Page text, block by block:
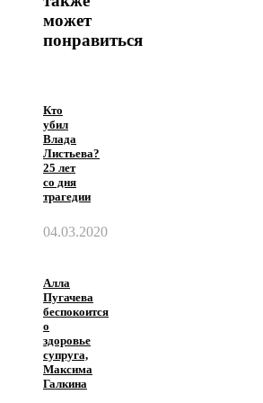
может
понравиться
Кто
убил
Влада
Листьева?
25 лет
со дня
трагедии
04.03.2020
Алла
Пугачева
беспокоится
о
здоровье
супруга,
Максима
Галкина